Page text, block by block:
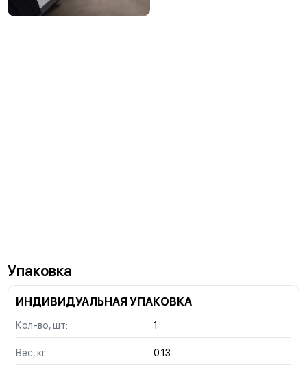
Упаковка
ИНДИВИДУАЛЬНАЯ УПАКОВКА
Кол-во, шт: 1
Вес, кг: 0.13